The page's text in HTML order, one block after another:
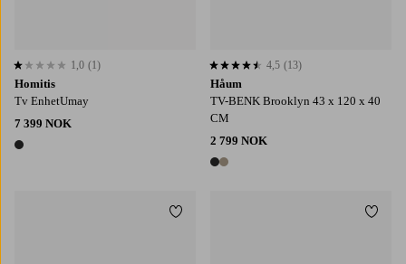
Homitis
Tv EnhetUmay
7 399 NOK
1 farge
1,0 basert på 1 karaktergivninger
1,0 (1)
Håum
TV-BENK Brooklyn 43 x 120 x 40
CM
2 799 NOK
2 farger
4,5 basert på 13 karaktergivninger
4,5 (13)
Legg til favoritter